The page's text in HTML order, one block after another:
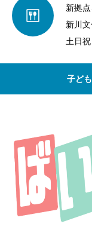
新拠
新川
土日
子ど